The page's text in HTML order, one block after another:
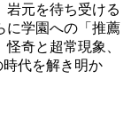
元を待ち受ける
に学園への「推薦
奇と超常現象、
代を解き明か